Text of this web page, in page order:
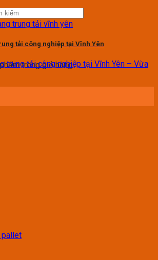
trong giỏ hàng.
tải công nghiệp tại Vĩnh Yên
trung tải công nghiệp tại Vĩnh Yên – Vừa